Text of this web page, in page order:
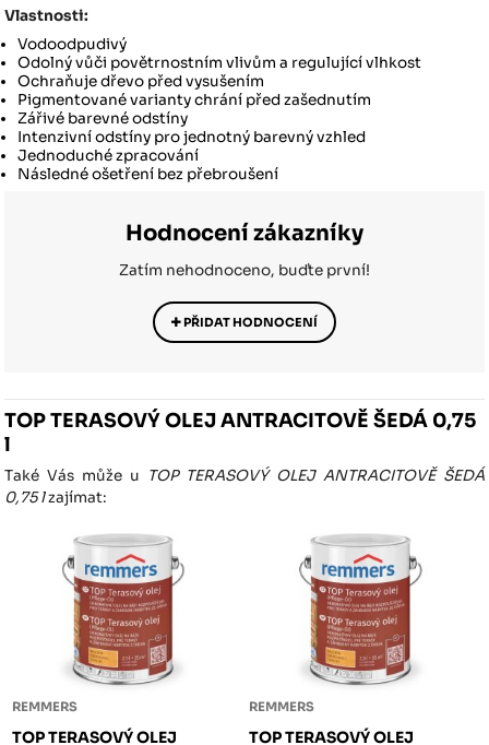
Vlastnosti:
Vodoodpudivý
Odolný vůči povětrnostním vlivům a regulující vlhkost
Ochraňuje dřevo před vysušením
Pigmentované varianty chrání před zašednutím
Zářivé barevné odstíny
Intenzivní odstíny pro jednotný barevný vzhled
Jednoduché zpracování
Následné ošetření bez přebroušení
Hodnocení zákazníky
Zatím nehodnoceno, buďte první!
PŘIDAT HODNOCENÍ
TOP TERASOVÝ OLEJ ANTRACITOVĚ ŠEDÁ 0,75
l
Také Vás může u TOP TERASOVÝ OLEJ ANTRACITOVĚ ŠEDÁ
0,75 lzajímat:
REMMERS
TOP TERASOVÝ OLEJ
REMMERS
TOP TERASOVÝ OLEJ